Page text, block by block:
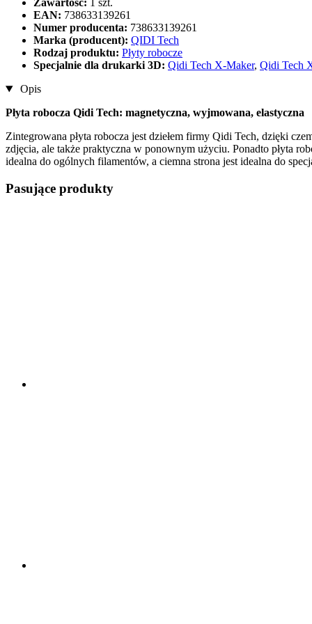
Zawartość:
1 szt.
EAN: 738633139261
Numer producenta: 738633139261
Marka (producent): QIDI Tech
Rodzaj produktu: Płyty robocze
Specjalnie dla drukarki 3D: Qidi Tech X-Maker, Qidi Tech
Opis
Płyta robocza Qidi Tech: magnetyczna, wyjmowana, elastyczna
Zintegrowana płyta robocza jest dziełem firmy Qidi Tech, dzięki
zdjęcia, ale także praktyczna w ponownym użyciu. Ponadto płyta
idealna do ogólnych filamentów, a ciemna strona jest idealna do
Pasujące produkty